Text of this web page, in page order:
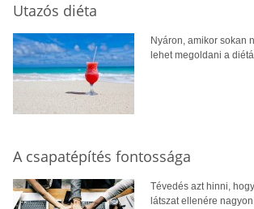
Utazós diéta
Nyáron, amikor sokan
lehet megoldani a
A csapatépítés fontossága
Tévedés azt hinni,
látszat ellenére